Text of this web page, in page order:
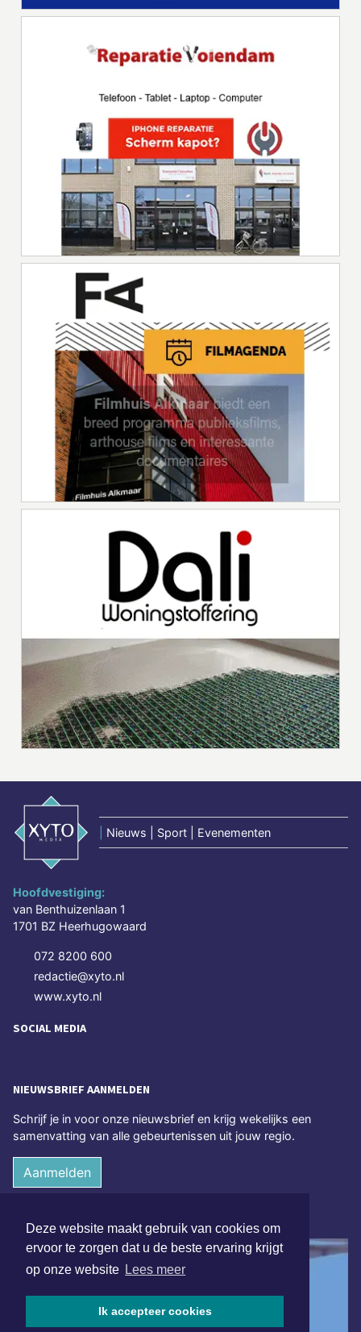
Deze website maakt gebruik van cookies om
ervoor te zorgen dat u de beste ervaring krijgt
op onze website Lees meer
Ik accepteer cookies
Nieuws | Sport | Evenementen
Hoofdvestiging:
van Benthuizenlaan 1
1701 BZ Heerhugowaard
072 8200 600
redactie@xyto.nl
www.xyto.nl
SOCIAL MEDIA
NIEUWSBRIEF AANMELDEN
Schrijf je in voor onze nieuwsbrief en krijg wekelijks een
samenvatting van alle gebeurtenissen uit jouw regio.
Aanmelden